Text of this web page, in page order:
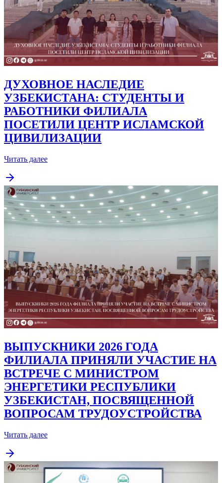
ДУХОВНОЕ НАСЛЕДИЕ
УЗБЕКИСТАНА: СТУДЕНТЫ И
РАБОТНИКИ ФИЛИАЛА
ПОСЕТИЛИ ЦЕНТР ИСЛАМСКОЙ
ЦИВИЛИЗАЦИИ
Читать далее
ВЫПУСКНИКИ 2026 ГОДА
ФИЛИАЛА ПРИНЯЛИ УЧАСТИЕ НА
ВСТРЕЧЕ С МИНИСТРОМ
ЭНЕРГЕТИКИ РЕСПУБЛИКИ
УЗБЕКИСТАН, ПОСВЯЩЕННОЙ
ВОПРОСАМ ТРУДОУСТРОЙСТВА
Читать далее